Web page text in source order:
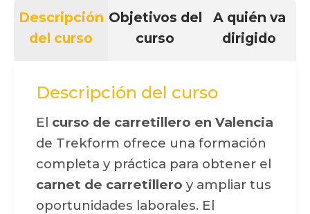
Descripción
del curso
Objetivos del
curso
A quién va
dirigido
Descripción del curso
El curso de carretillero en Valencia
de Trekform ofrece una formación
completa y práctica para obtener el
carnet de carretillero y ampliar tus
oportunidades laborales. El